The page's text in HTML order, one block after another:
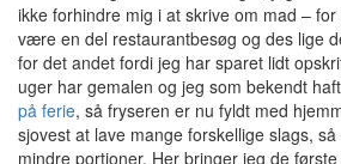
ikke forhindre mig i at skrive om mad –
være en del restaurantbesøg og des lige
for det andet fordi jeg har sparet lidt
uger har gemalen og jeg som bekendt
på ferie, så fryseren er nu fyldt med
sjovest at lave mange forskellige slags,
mindre portioner. Her bringer jeg de